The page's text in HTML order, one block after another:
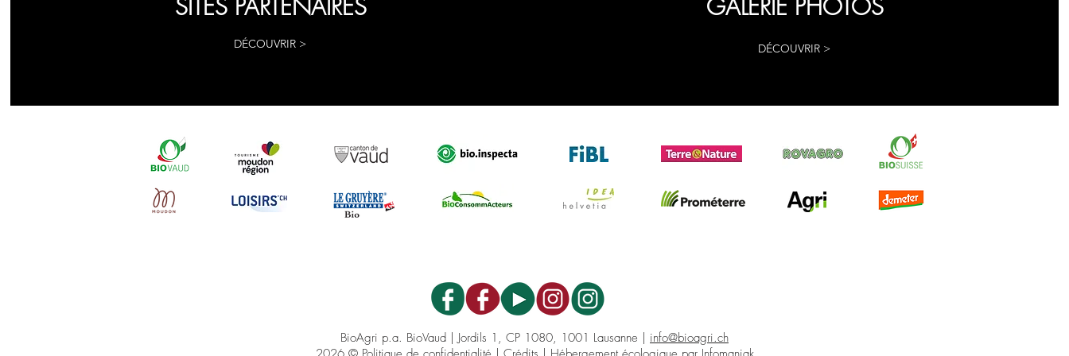
SITES PARTENAIRES
DÉCOUVRIR >
GALERIE PHOTOS
DÉCOUVRIR >
BioAgri p.a. BioVaud | Jordils 1, CP 1080, 1001 Lausanne | info@bioagri.ch